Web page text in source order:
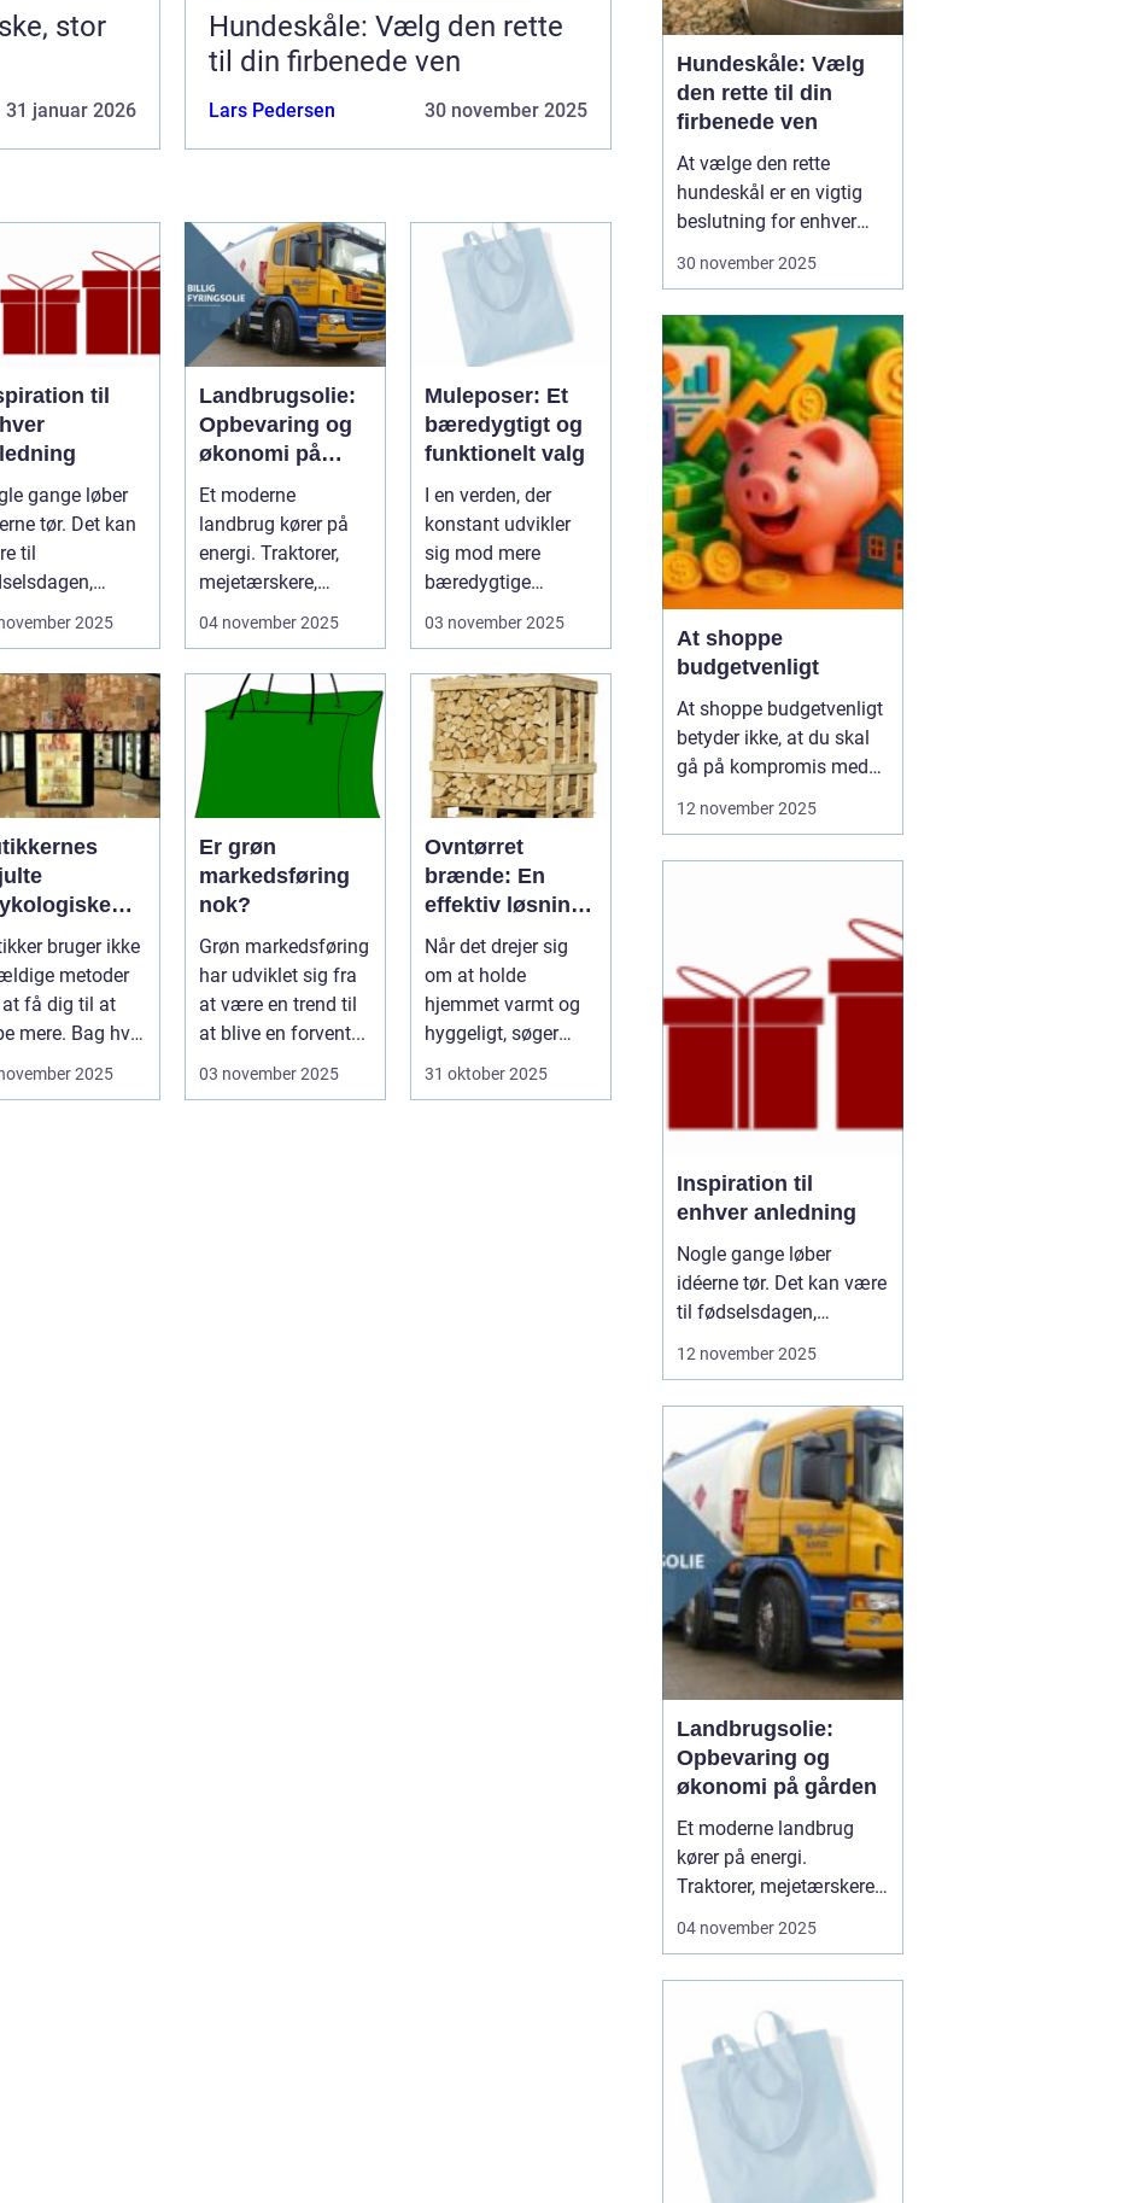
31 januar 2026
Hundeskåle: Vælg den rette
til din firbenede ven
Lars Pedersen 30 november 2025
til
gange løber
tør. Det kan
til
2025
Landbrugsolie:
Opbevaring og
økonomi på
gården
Et moderne
landbrug kører på
energi. Traktorer,
mejetærskere,
transport, tø...
04 november 2025
Muleposer: Et
bæredygtigt og
funktionelt valg
I en verden, der
konstant udvikler
sig mod mere
bæredygtige
løsninger, bliver
03 november 2025
bruger ikke
metoder
få dig til at
mere. Bag hver
2025
Er grøn
markedsføring
nok?
Grøn markedsføring
har udviklet sig fra
at være en trend til
at blive en forvent...
03 november 2025
Ovntørret
brænde: En
effektiv løsning
til opvarmning
Når det drejer sig
om at holde
hjemmet varmt og
hyggeligt, søger
mange efter en
31 oktober 2025
Hundeskåle: Vælg
den rette til din
firbenede ven
At vælge den rette
hundeskål er en vigtig
beslutning for enhver
hundeejer. Hundeskåle er
måltider serveret; det er
en del af din hunds
daglige rutine og kan
have stor betydning f...
30 november 2025
At shoppe
budgetvenligt
At shoppe budgetvenligt
betyder ikke, at du skal
gå på kompromis med
kvalitet eller stil. Det
muligt ud af dit budget.
Mange tror, at det k...
12 november 2025
Inspiration til
enhver anledning
Nogle gange løber
idéerne tør. Det kan være
til fødselsdagen,
borddækningen eller en
gøre noget særligt, men
ender i de samme
rutiner. De...
12 november 2025
Landbrugsolie:
Opbevaring og
økonomi på gården
Et moderne landbrug
kører på energi.
Traktorer, mejetærskere,
transport, tørring af korn
smøremidler. Vi
gennemgår her, hvad du
skal vide for at...
04 november 2025